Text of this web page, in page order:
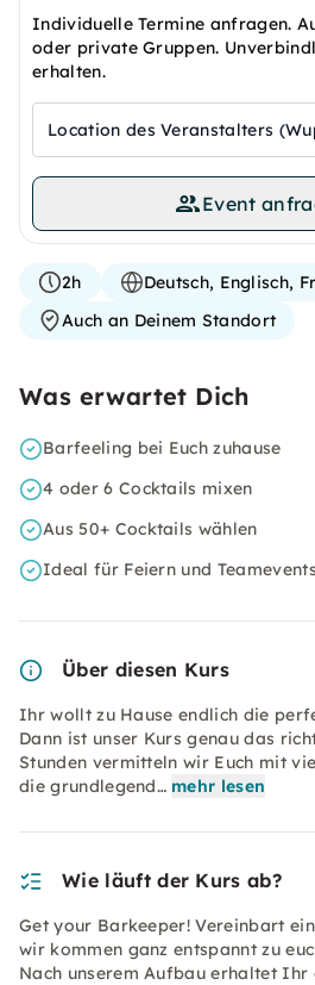
Individuelle Termine anfragen.
oder private Gruppen.
erhalten.
Location des Veranstalters
Event
2h
Deutsch, Englisch,
Auch an Deinem Standort
Was erwartet Dich
Barfeeling bei Euch zuhause
4 oder 6 Cocktails mixen
Aus 50+ Cocktails wählen
Ideal für Feiern und Teamevents
Über diesen Kurs
Ihr wollt zu Hause endlich die
Dann ist unser Kurs genau das
Stunden vermitteln wir Euch mit
die grundlegend… mehr lesen
Wie läuft der Kurs ab?
Get your Barkeeper! Vereinbart
wir kommen ganz entspannt zu
Nach unserem Aufbau erhaltet Ihr